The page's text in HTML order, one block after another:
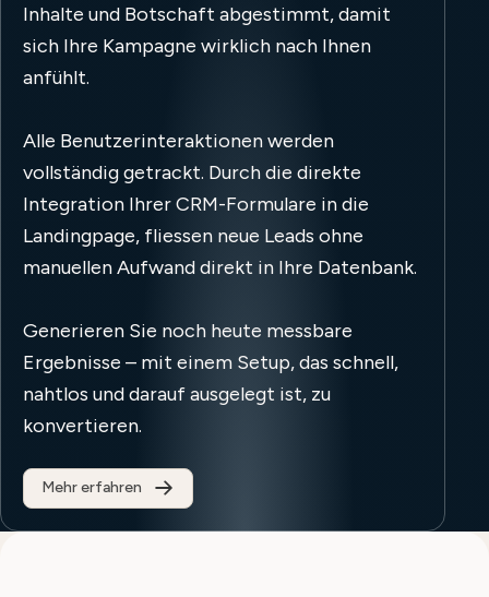
Inhalte und Botschaft abgestimmt, damit
sich Ihre Kampagne wirklich nach Ihnen
anfühlt.
Alle Benutzerinteraktionen werden
vollständig getrackt. Durch die direkte
Integration Ihrer CRM-Formulare in die
Landingpage, fliessen neue Leads ohne
manuellen Aufwand direkt in Ihre Datenbank.
Generieren Sie noch heute messbare
Ergebnisse – mit einem Setup, das schnell,
nahtlos und darauf ausgelegt ist, zu
konvertieren.
Mehr erfahren